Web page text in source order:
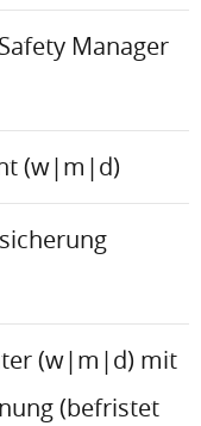
Manager
(w|m|d)
(w|m|d) mit
(befristet